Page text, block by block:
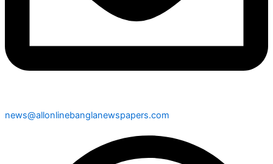
news@allonlinebanglanewspapers.com